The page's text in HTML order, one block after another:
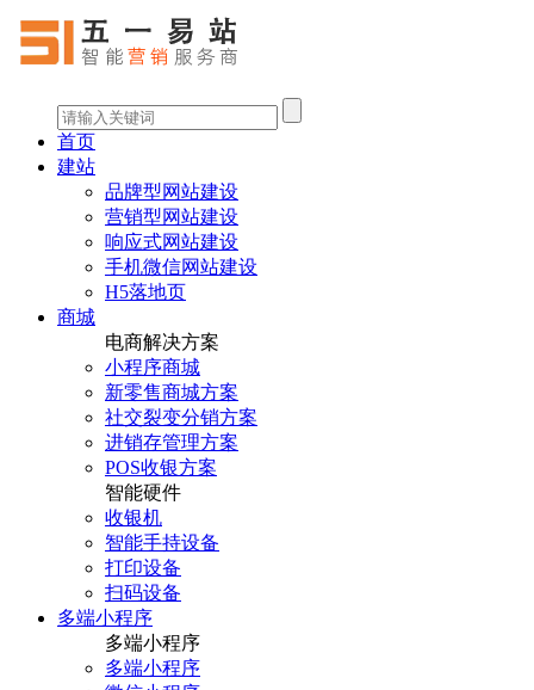
首页
建站
品牌型网站建设
营销型网站建设
响应式网站建设
手机微信网站建设
H5落地页
商城
电商解决方案
小程序商城
新零售商城方案
社交裂变分销方案
进销存管理方案
POS收银方案
智能硬件
收银机
智能手持设备
打印设备
扫码设备
多端小程序
多端小程序
多端小程序